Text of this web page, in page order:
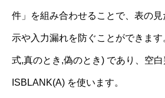
件」を組み合わせることで、表の
示や入力漏れを防ぐことができま
式,真のとき,偽のとき) であり、空白
ISBLANK(A) を使います。